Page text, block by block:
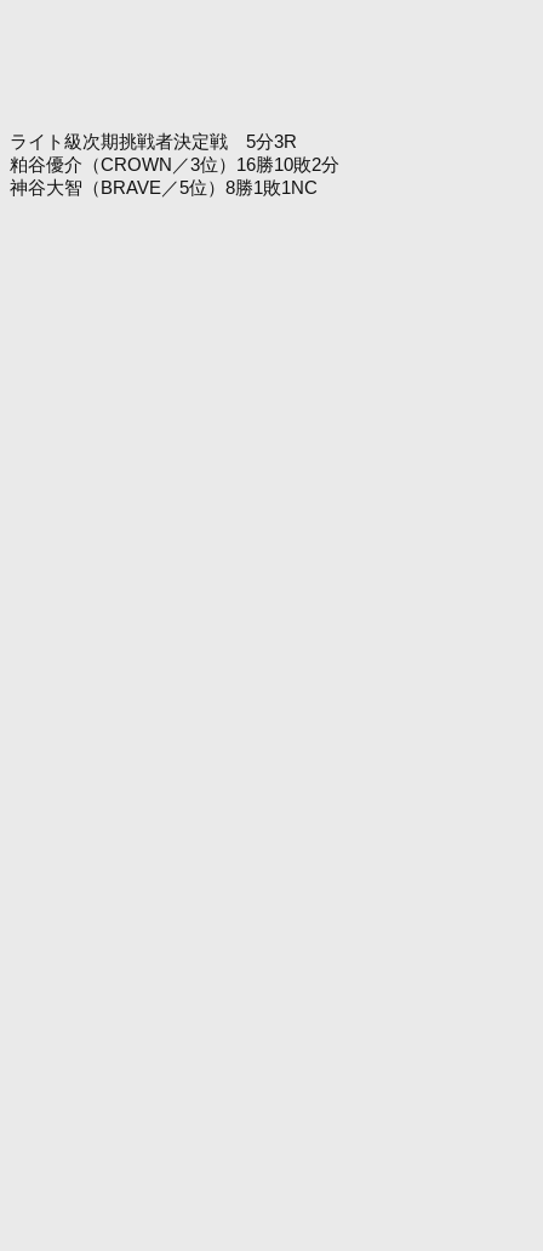
ライト級次期挑戦者決定戦 5分3R
粕谷優介（CROWN／3位）16勝10敗2分
神谷大智（BRAVE／5位）8勝1敗1NC